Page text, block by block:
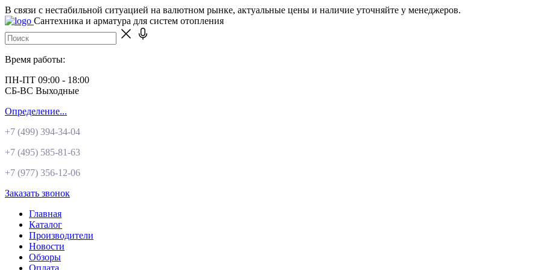
В связи с нестабильной ситуацией на валютном рынке, актуальные цены и наличие уточняйте у менеджеров.
Сантехника и арматура для систем отопления
Время работы:
ПН-ПТ 09:00 - 18:00
СБ-ВС Выходные
Определение...
+7 (499) 394-34-04
+7 (495) 585-81-63
+7 (977) 356-12-06
Заказать звонок
Главная
Каталог
Производители
Новости
Обзоры
Оплата